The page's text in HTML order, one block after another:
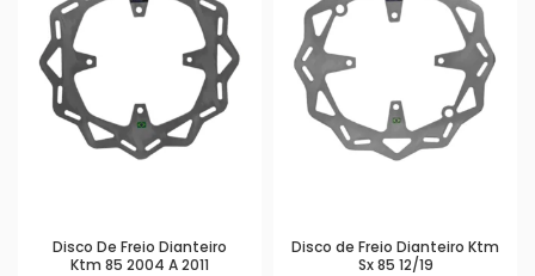
Disco De Freio Dianteiro
Ktm 85 2004 A 2011
Disco de Freio Dianteiro Ktm
Sx 85 12/19